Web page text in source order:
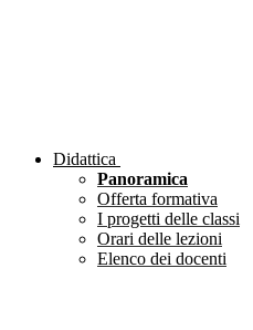
Didattica
Panoramica
Offerta formativa
I progetti delle classi
Orari delle lezioni
Elenco dei docenti